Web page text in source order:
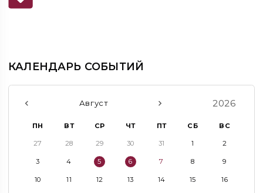
КАЛЕНДАРЬ СОБЫТИЙ
Август 2026
ПН ВТ СР ЧТ ПТ СБ ВС
27 28 29 30 31 1 2
3 4 5 6 7 8 9
10 11 12 13 14 15 16